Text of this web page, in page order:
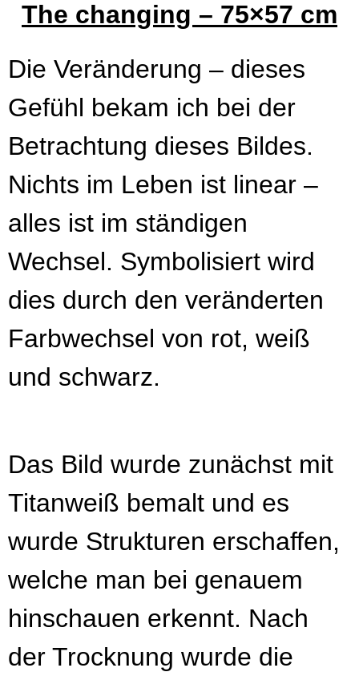
The changing – 75×57 cm
Die Veränderung – dieses
Gefühl bekam ich bei der
Betrachtung dieses Bildes.
Nichts im Leben ist linear –
alles ist im ständigen
Wechsel. Symbolisiert wird
dies durch den veränderten
Farbwechsel von rot, weiß
und schwarz.
Das Bild wurde zunächst mit
Titanweiß bemalt und es
wurde Strukturen erschaffen,
welche man bei genauem
hinschauen erkennt. Nach
der Trocknung wurde die